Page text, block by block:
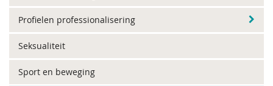
Profielen professionalisering
Seksualiteit
Sport en beweging